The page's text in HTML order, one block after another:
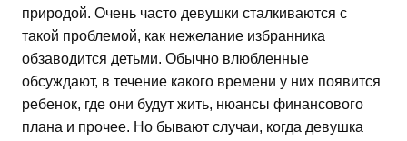
природой. Очень часто девушки сталкиваются с
такой проблемой, как нежелание избранника
обзаводится детьми. Обычно влюбленные
обсуждают, в течение какого времени у них появится
ребенок, где они будут жить, нюансы финансового
плана и прочее. Но бывают случаи, когда девушка